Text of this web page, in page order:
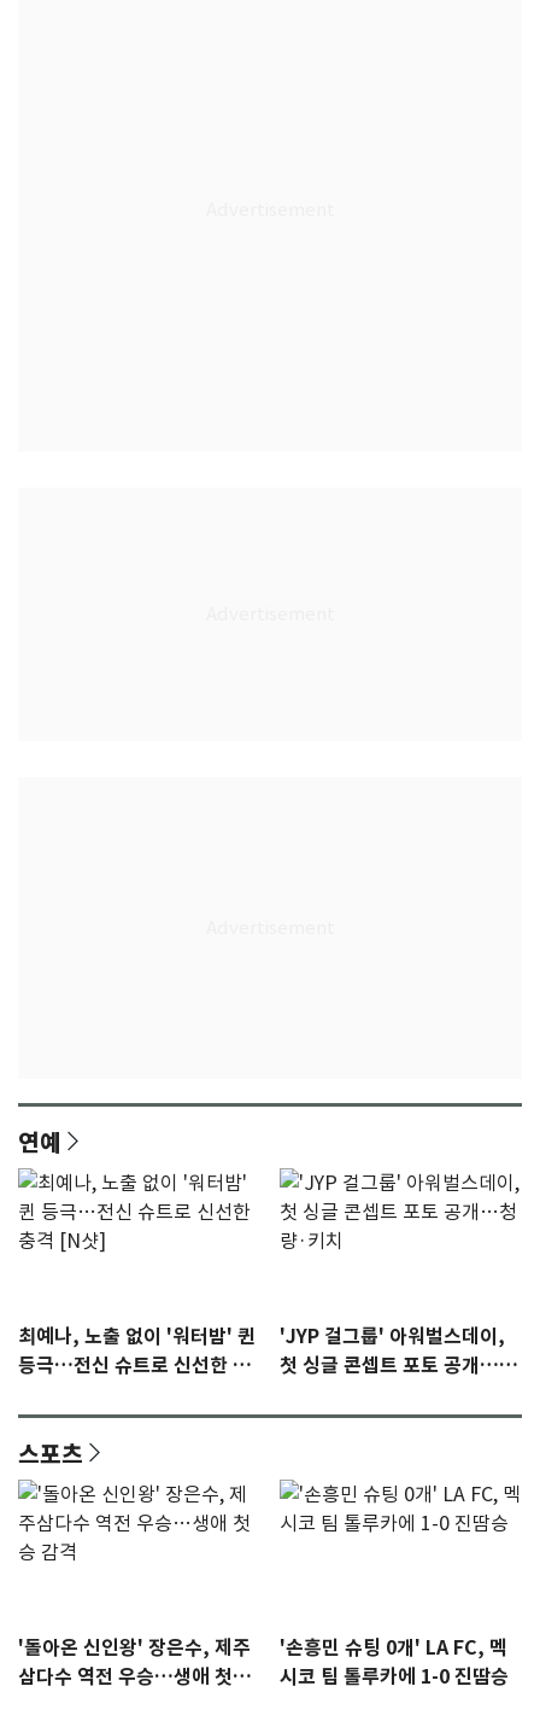
연예
최예나, 노출 없이 '워터밤' 퀸
등극…전신 슈트로 신선한 충
'JYP 걸그룹' 아워벌스데이,
첫 싱글 콘셉트 포토 공개…청
스포츠
'돌아온 신인왕' 장은수, 제주
삼다수 역전 우승…생애 첫승
'손흥민 슈팅 0개' LA FC, 멕
시코 팀 톨루카에 1-0 진땀승